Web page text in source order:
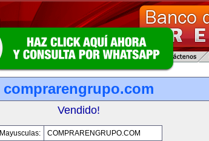
comprarengrupo.com
Vendido!
Mayusculas:
COMPRARENGRUPO.COM